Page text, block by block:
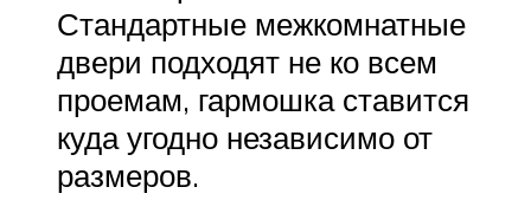
Стандартные межкомнатные
двери подходят не ко всем
проемам, гармошка ставится
куда угодно независимо от
размеров.